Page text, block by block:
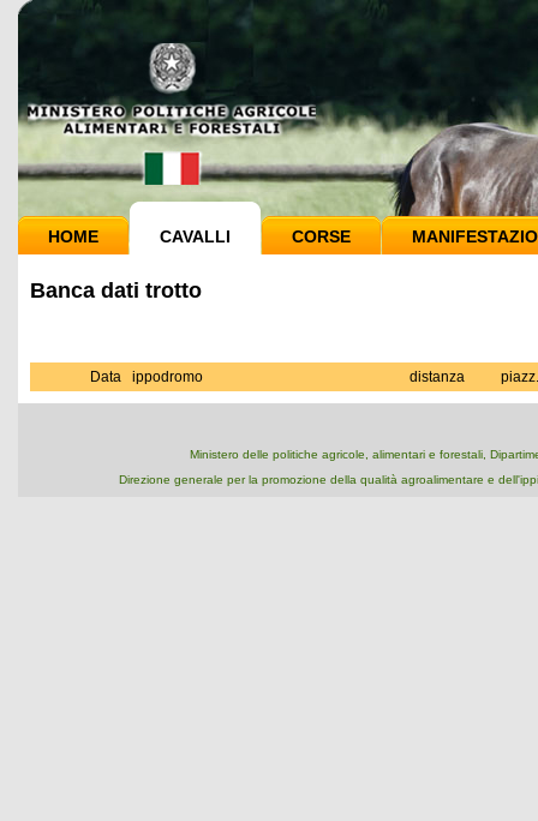
HOME CAVALLI CORSE
Banca dati trotto
Data ippodromo distanza piazz.
Ministero delle politiche agricole, alimentari e forestali,
Direzione generale per la promozione della qualità agroalimentare e